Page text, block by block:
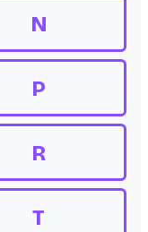
N
P
R
T